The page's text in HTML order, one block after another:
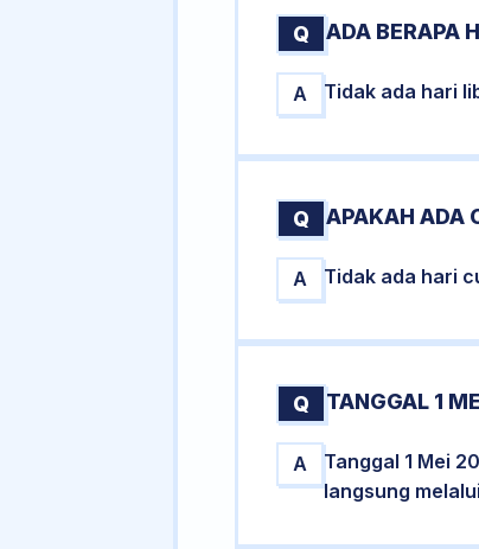
Q ADA BERAPA
A Tidak ada hari
Q APAKAH ADA
A Tidak ada hari
Q TANGGAL 1
A Tanggal 1 Mei
langsung